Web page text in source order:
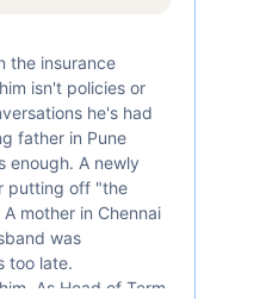
the insurance
isn't policies or
he's had
father in Pune
enough. A newly
putting off "the
mother in Chennai
was
too late.
As Head of Term